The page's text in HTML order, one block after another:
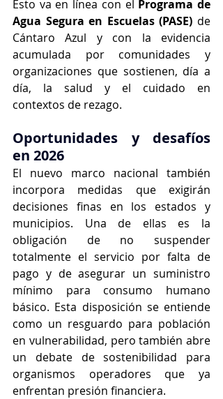
Esto va en línea con el Programa de
Agua Segura en Escuelas (PASE) de
Cántaro Azul y con la evidencia
acumulada por comunidades y
organizaciones que sostienen, día a
día, la salud y el cuidado en
contextos de rezago.
Oportunidades y desafíos
en 2026
El nuevo marco nacional también
incorpora medidas que exigirán
decisiones finas en los estados y
municipios. Una de ellas es la
obligación de no suspender
totalmente el servicio por falta de
pago y de asegurar un suministro
mínimo para consumo humano
básico. Esta disposición se entiende
como un resguardo para población
en vulnerabilidad, pero también abre
un debate de sostenibilidad para
organismos operadores que ya
enfrentan presión financiera.